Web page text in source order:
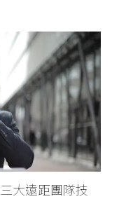
大遠距團隊技